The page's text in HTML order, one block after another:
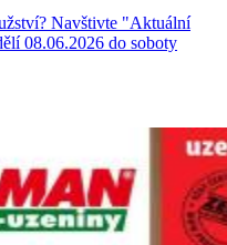
Navštivte "Aktuální
08.06.2026 do soboty